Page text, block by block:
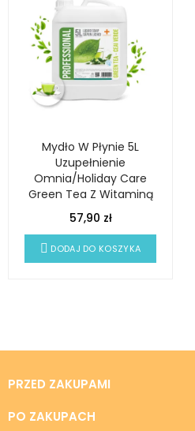
Mydło W Płynie 5L
Uzupełnienie
Omnia/Holiday Care
Green Tea Z Witaminą
E - PROFFESSIONAL
57,90 zł
DODAJ DO KOSZYKA
PRZED ZAKUPAMI
PO ZAKUPACH